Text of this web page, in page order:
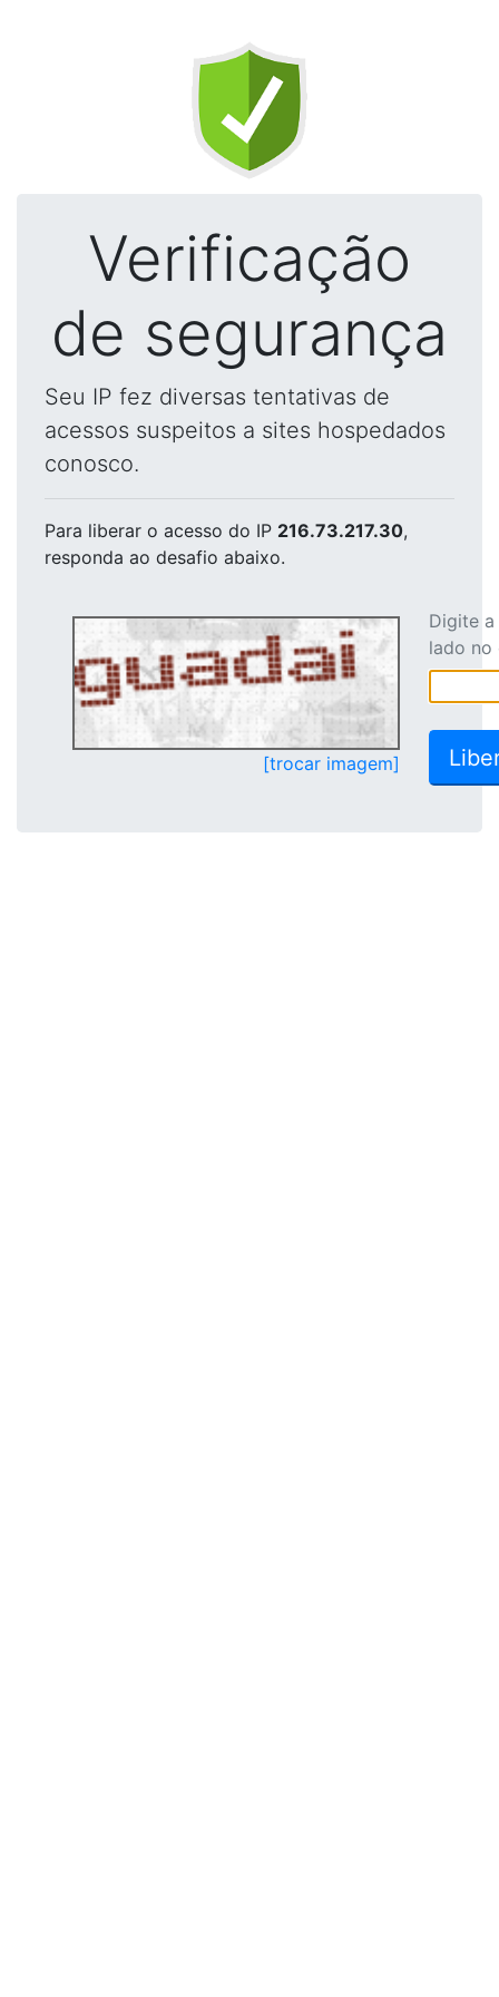
Verificação
de segurança
Seu IP fez diversas tentativas de
acessos suspeitos a sites hospedados
conosco.
Para liberar o acesso do IP 216.73.217.30,
responda ao desafio abaixo.
[trocar imagem]
Digite
lado no